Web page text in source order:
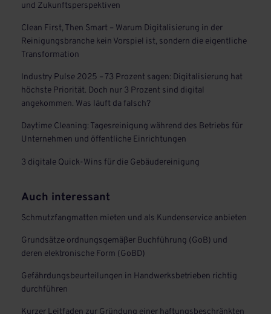
und Zukunftsperspektiven
Clean First, Then Smart – Warum Digitalisierung in der
Reinigungsbranche kein Vorspiel ist, sondern die eigentliche
Transformation
Industry Pulse 2025 – 73 Prozent sagen: Digitalisierung hat
höchste Priorität. Doch nur 3 Prozent sind digital
angekommen. Was läuft da falsch?
Daytime Cleaning: Tagesreinigung während des Betriebs für
Unternehmen und öffentliche Einrichtungen
3 digitale Quick-Wins für die Gebäudereinigung
Auch interessant
Schmutzfangmatten mieten und als Kundenservice anbieten
Grundsätze ordnungsgemäßer Buchführung (GoB) und
deren elektronische Form (GoBD)
Gefährdungsbeurteilungen in Handwerksbetrieben richtig
durchführen
Kurzer Leitfaden zur Gründung einer haftungsbeschränkten